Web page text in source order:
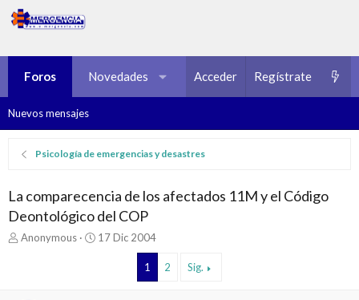
Foros Novedades Multimedia Recursos
Acceder Regístrate
Nuevos mensajes
Psicología de emergencias y desastres
La comparecencia de los afectados 11M y el Código
Deontológico del COP
IAnonymous
F17 Dic 2004
1 2 Sig.